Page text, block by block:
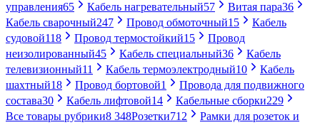
управления65 Кабель нагревательный57 Витая пара36
Кабель сварочный247 Провод обмоточный15
Кабель
судовой118 Провод термостойкий15
Провод
неизолированный45 Кабель специальный36
Кабель
телевизионный11 Кабель термоэлектродный10
Кабель
шахтный18 Провод бортовой1
Провода для подвижного
состава30 Кабель лифтовой14 Кабельные сборки229
Все товары рубрики8 348Розетки712
Рамки для розеток и